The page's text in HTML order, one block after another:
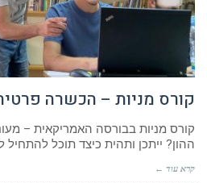
קורס מניות – הכשרה פרטית
קורס מניות בבורסה האמריקאית –
ההון? ייתכן ותהית כיצד תוכל
קרא עוד ←